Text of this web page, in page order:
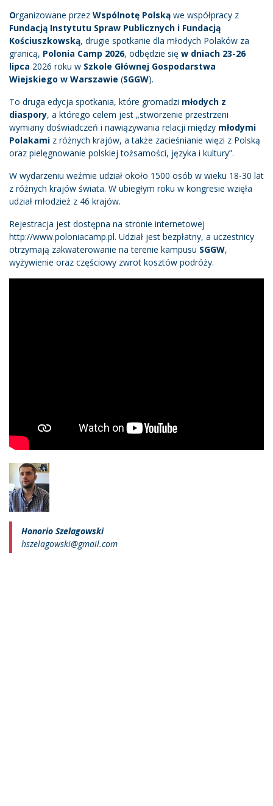
Organizowane przez Wspólnotę Polską we współpracy z
Fundacją Instytutu Spraw Publicznych i Fundacją
Kościuszkowską, drugie spotkanie dla młodych Polaków za
granicą, Polonia Camp 2026, odbędzie się w dniach 23-26
lipca 2026 roku w Szkole Głównej Gospodarstwa
Wiejskiego w Warszawie (SGGW).
To druga edycja spotkania, które gromadzi młodych z
diaspory, a którego celem jest „stworzenie przestrzeni
wymiany doświadczeń i nawiązywania relacji między młodymi
Polakami z różnych krajów, a także zacieśnianie więzi z Polską
oraz pielęgnowanie polskiej tożsamości, języka i kultury”.
W wydarzeniu weźmie udział około 1500 osób w wieku 18-30 lat
z różnych krajów świata. W ubiegłym roku w kongresie wzięła
udział młodzież z 46 krajów.
Rejestracja jest dostępna na stronie internetowej
http://www.poloniacamp.pl. Udział jest bezpłatny, a uczestnicy
otrzymają zakwaterowanie na terenie kampusu SGGW,
wyżywienie oraz częściowy zwrot kosztów podróży.
Honorio Szelagowski
hszelagowski@gmail.com